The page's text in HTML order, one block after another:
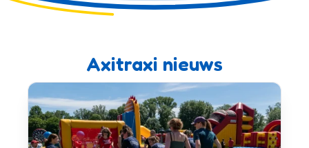
Axitraxi nieuws